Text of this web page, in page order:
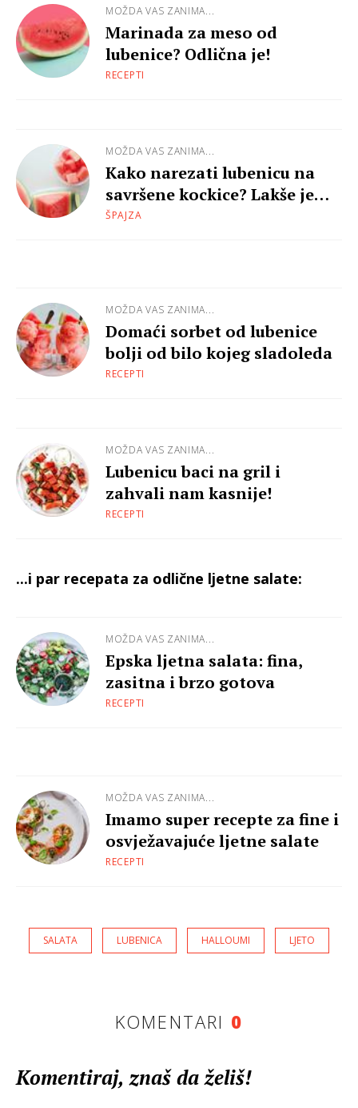
MOŽDA VAS ZANIMA...
Marinada za meso od
lubenice? Odlična je!
RECEPTI
MOŽDA VAS ZANIMA...
Kako narezati lubenicu na
savršene kockice? Lakše je
nego što misliš...
ŠPAJZA
MOŽDA VAS ZANIMA...
Domaći sorbet od lubenice
bolji od bilo kojeg sladoleda
RECEPTI
MOŽDA VAS ZANIMA...
Lubenicu baci na gril i
zahvali nam kasnije!
RECEPTI
...i par recepata za odlične ljetne salate:
MOŽDA VAS ZANIMA...
Epska ljetna salata: fina,
zasitna i brzo gotova
RECEPTI
MOŽDA VAS ZANIMA...
Imamo super recepte za fine i
osvježavajuće ljetne salate
RECEPTI
SALATA LUBENICA HALLOUMI LJETO
KOMENTARI 0
Komentiraj, znaš da želiš!